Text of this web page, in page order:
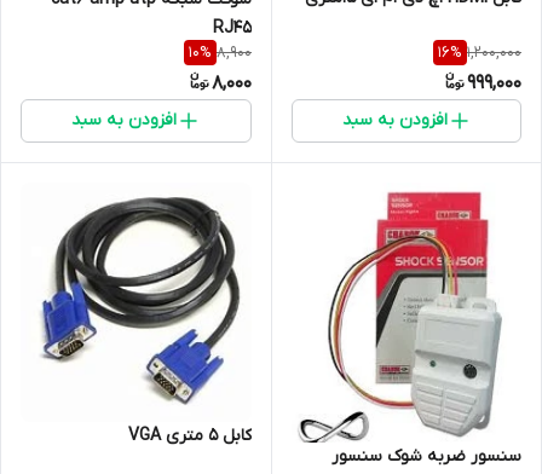
1,200,000
16%
999,000
افزودن به سبد
RJ45
8,900
10%
8,000
افزودن به سبد
سنسور ضربه شوک سنسور
کابل 5 متری VGA